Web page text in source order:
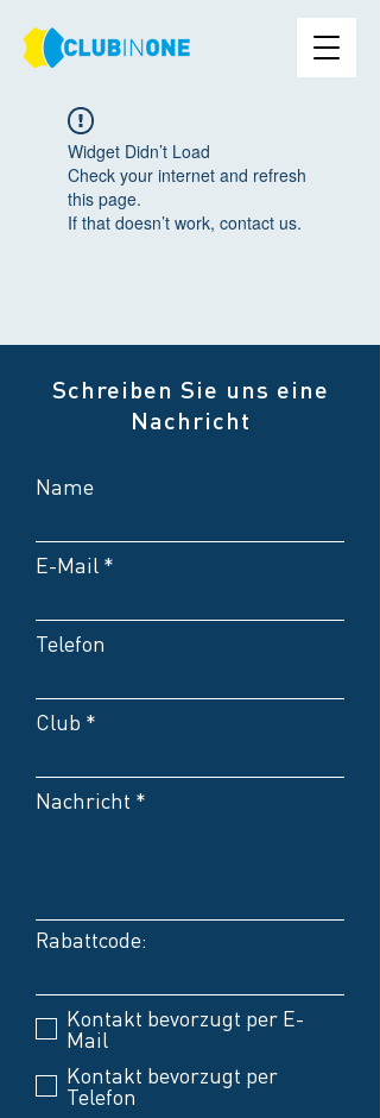
Widget Didn’t Load
Check your internet and refresh
this page.
If that doesn’t work, contact us.
Schreiben Sie uns eine
Nachricht
Name
E-Mail
Telefon
Club
Nachricht
Rabattcode:
Kontakt bevorzugt per E-
Mail
Kontakt bevorzugt per
Telefon